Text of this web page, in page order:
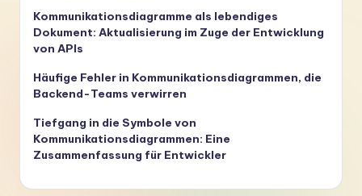
Kommunikationsdiagramme als lebendiges
Dokument: Aktualisierung im Zuge der Entwicklung
von APIs
Häufige Fehler in Kommunikationsdiagrammen, die
Backend-Teams verwirren
Tiefgang in die Symbole von
Kommunikationsdiagrammen: Eine
Zusammenfassung für Entwickler